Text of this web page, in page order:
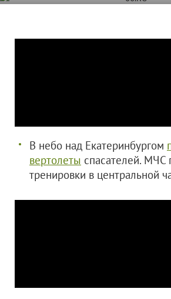
В небо над Екатеринбургом
вертолеты спасателей. МЧС
тренировки в центральной